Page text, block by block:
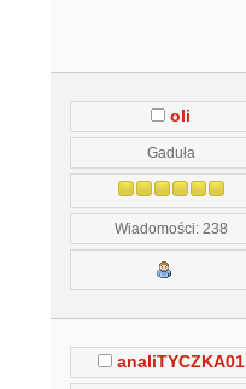
oli
Gaduła
Wiadomości: 238
analiTYCZKA01